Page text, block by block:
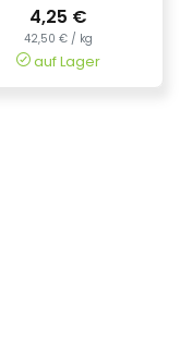
4,25 €
42,50 € / kg
auf Lager